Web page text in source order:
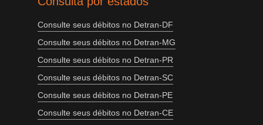
Consulte seus débitos no Detran-DF
Consulte seus débitos no Detran-MG
Consulte seus débitos no Detran-PR
Consulte seus débitos no Detran-SC
Consulte seus débitos no Detran-PE
Consulte seus débitos no Detran-CE